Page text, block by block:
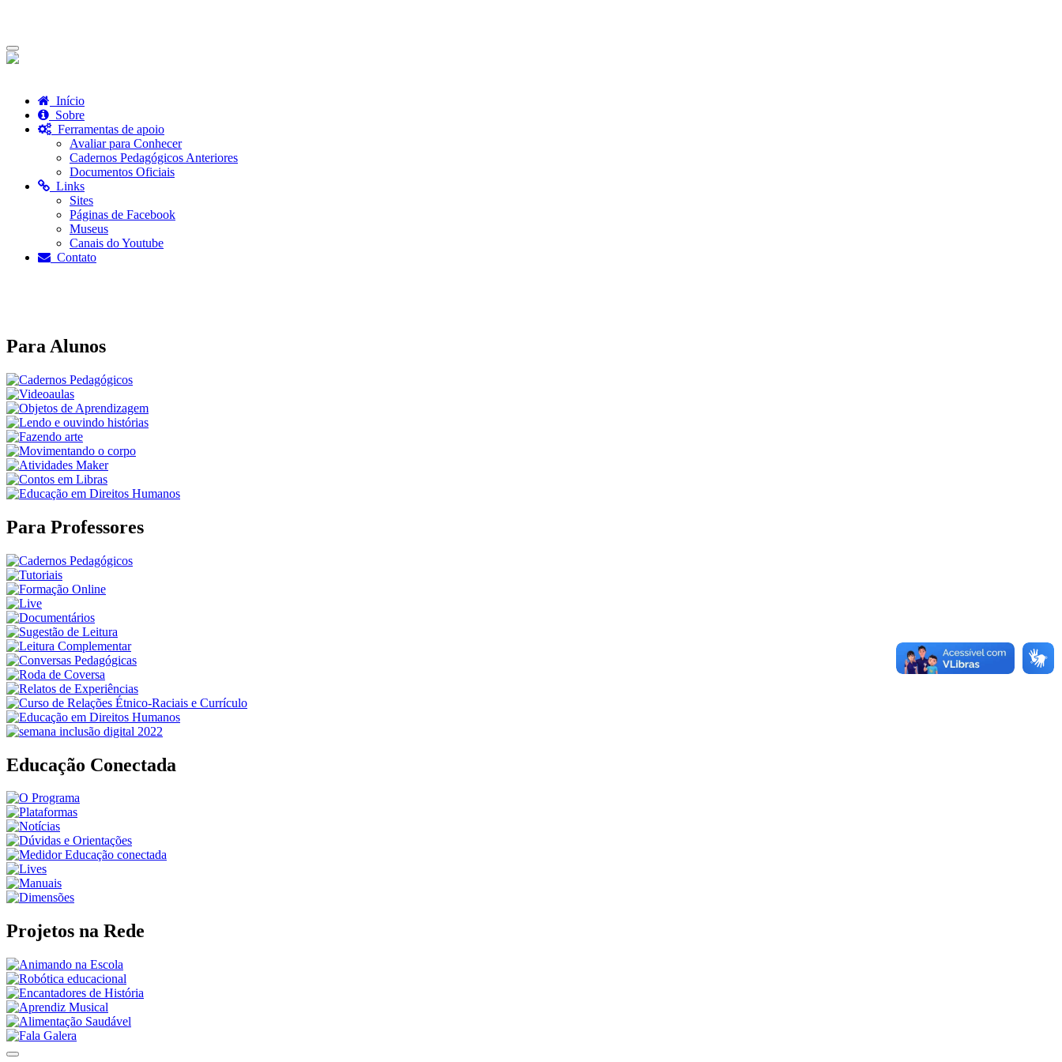
Toggle
navigation
Início
Sobre
Ferramentas de apoio
Avaliar para Conhecer
Cadernos Pedagógicos Anteriores
Documentos Oficiais
Links
Sites
Páginas de Facebook
Museus
Canais do Youtube
Contato
Para Alunos
Para Professores
Educação Conectada
Projetos na Rede